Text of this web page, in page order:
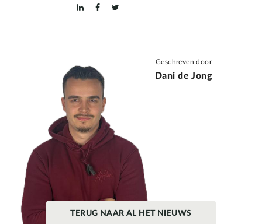
Geschreven door
Dani de Jong
TERUG NAAR AL HET NIEUWS